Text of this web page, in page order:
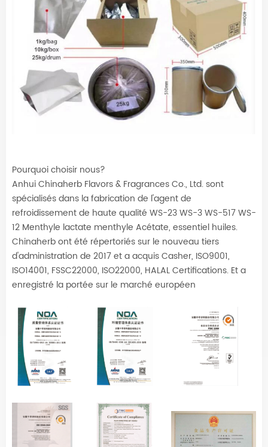
Pourquoi choisir nous?
Anhui Chinaherb Flavors & Fragrances Co., Ltd. sont
spécialisés dans la fabrication de l'agent de
refroidissement de haute qualité WS-23 WS-3 WS-517 WS-
12 Menthyle lactate menthyle Acétate, essentiel huiles.
Chinaherb ont été répertoriés sur le nouveau tiers
d'administration de 2017 et a acquis Casher, ISO9001,
ISO14001, FSSC22000, ISO22000, HALAL Certifications. Et a
enregistré la portée sur le marché européen